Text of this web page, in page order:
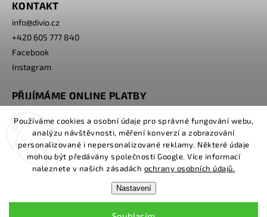
Používáme cookies a osobní údaje pro správné fungování webu,
analýzu návštěvnosti, měření konverzí a zobrazování
personalizované i nepersonalizované reklamy. Některé údaje
mohou být předávány společnosti Google. Více informací
naleznete v našich zásadách ochrany osobních údajů.
Nastavení
KONTAKT
info@divio.cz
+420 605 777 840
Facebook
Instagram
PŘIJÍMÁME ONLINE PLATBY